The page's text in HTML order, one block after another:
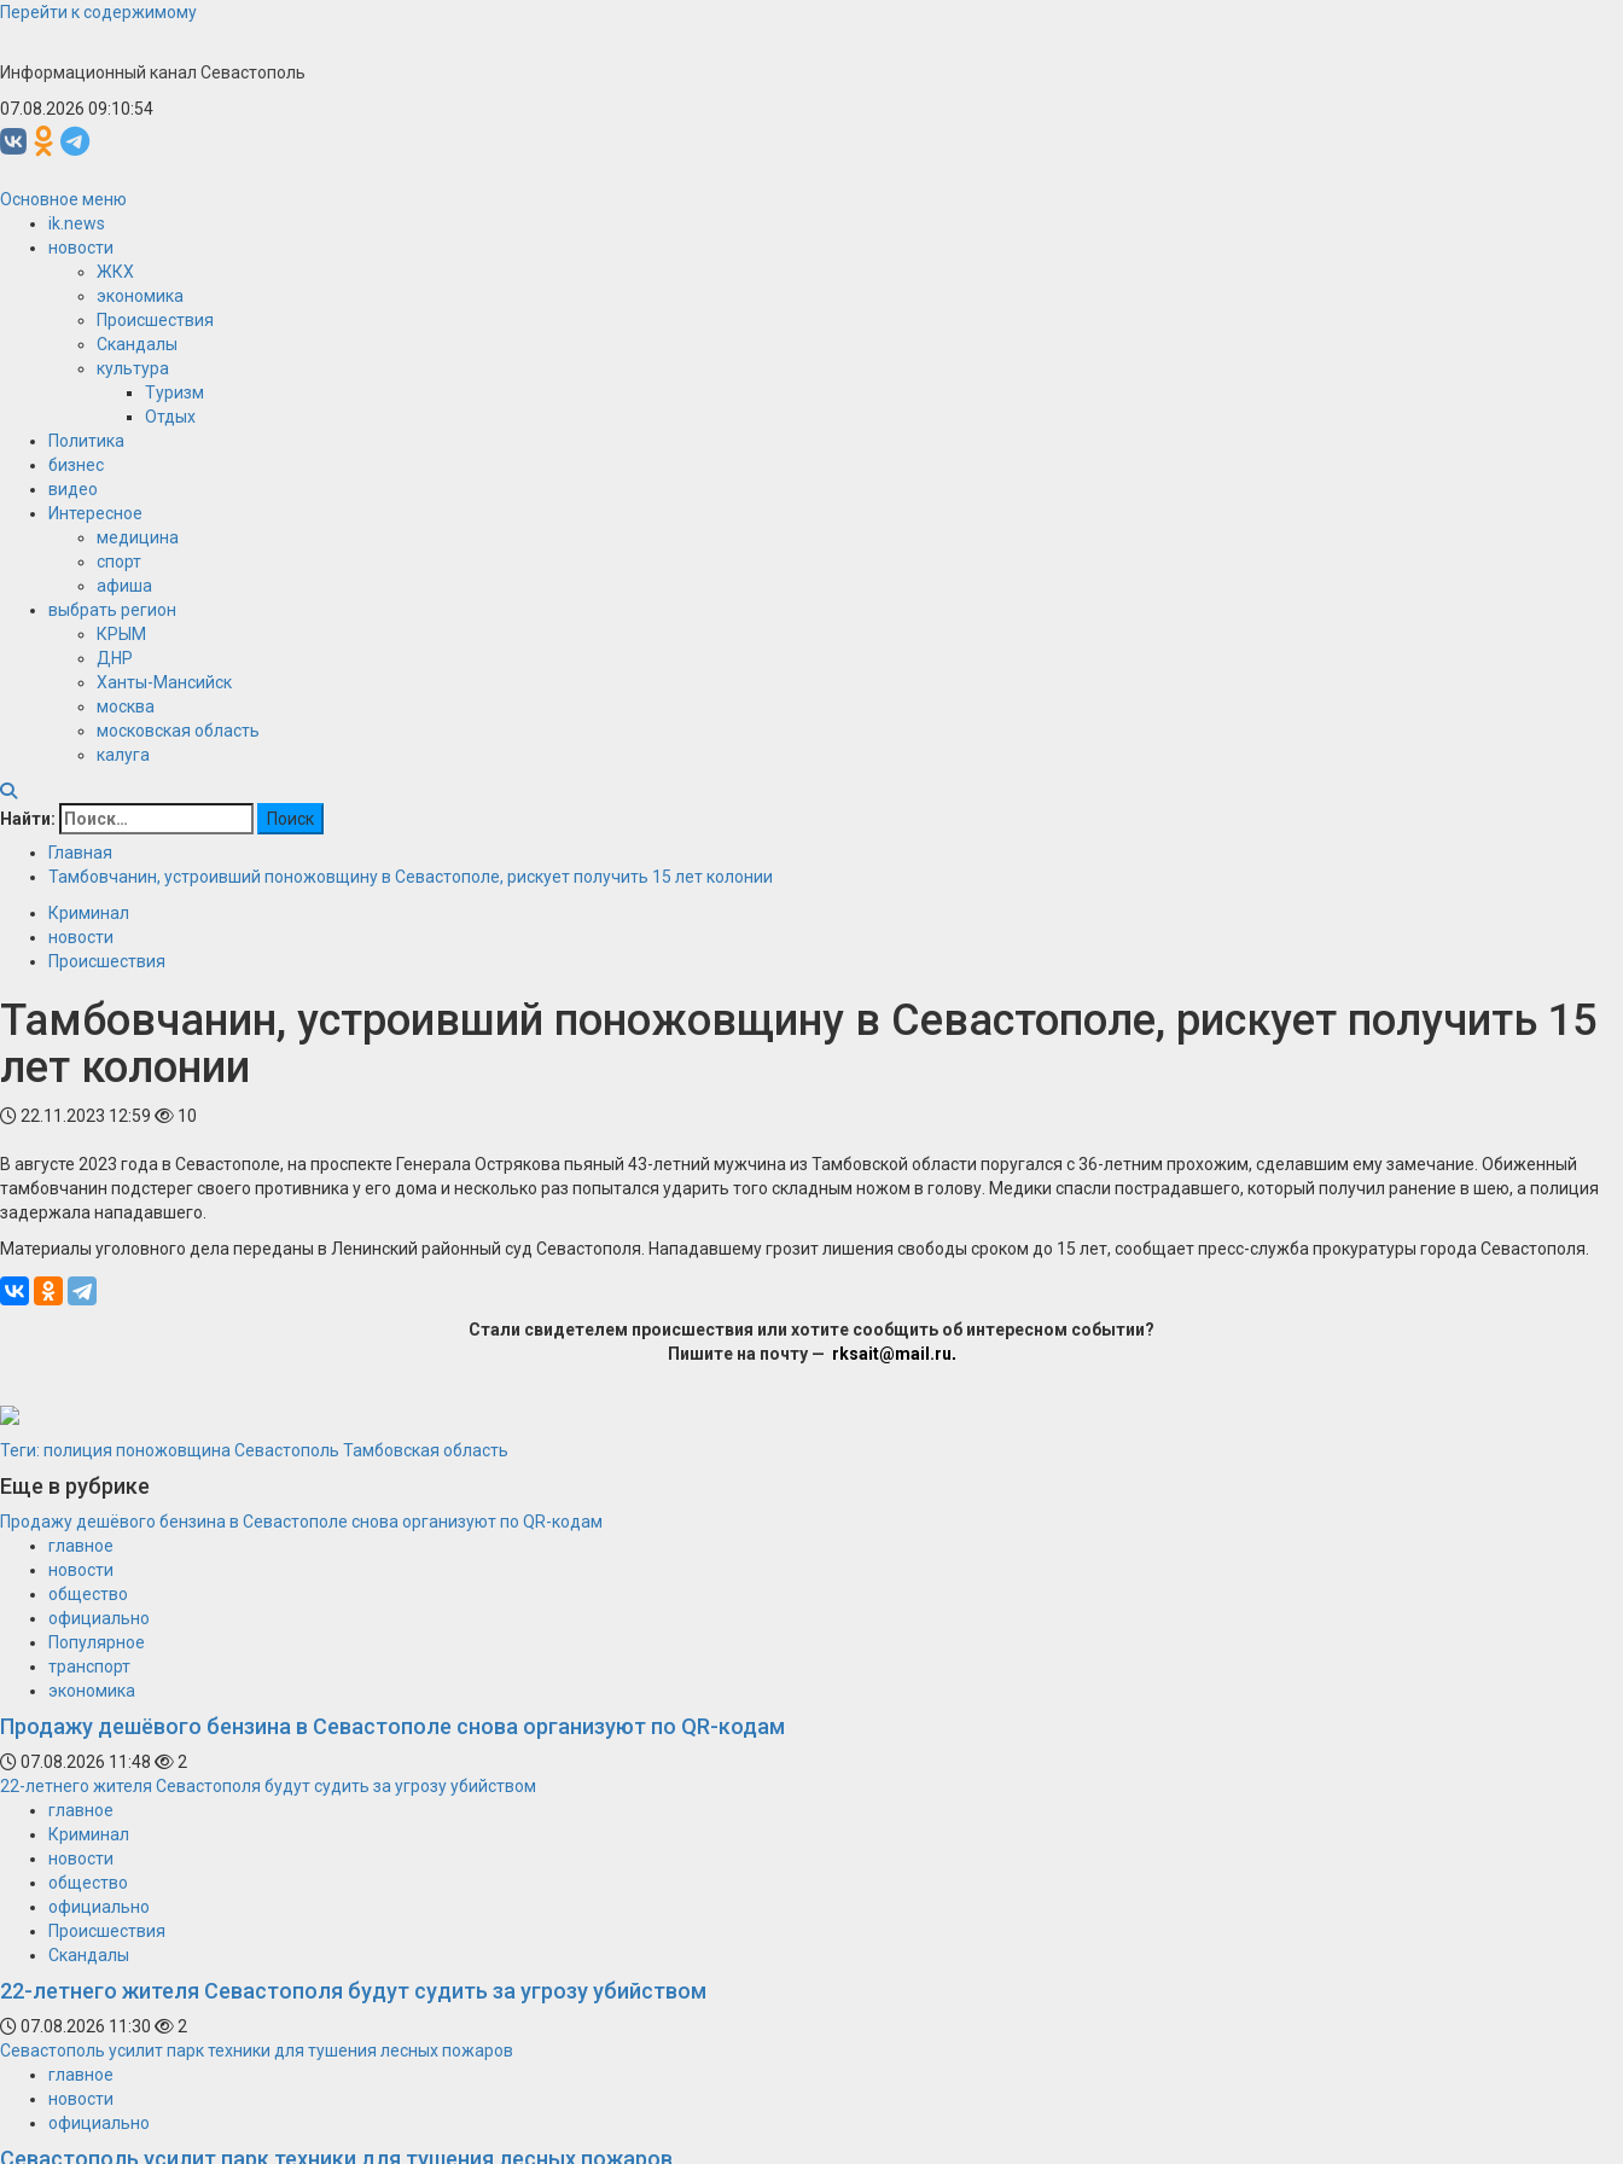
Перейти к содержимому
Информационный канал Севастополь
07.08.2026 09:10:55
Основное меню
ik.news
новости
ЖКХ
экономика
Происшествия
Скандалы
культура
Туризм
Отдых
Политика
бизнес
видео
Интересное
медицина
спорт
афиша
выбрать регион
КРЫМ
ДНР
Ханты-Мансийск
москва
московская область
калуга
Найти:
Главная
Тамбовчанин, устроивший поножовщину в Севастополе, рискует получить 15 лет колонии
Криминал
новости
Происшествия
Тамбовчанин, устроивший поножовщину в Севастополе, рискует получить 15
лет колонии
22.11.2023 12:59 10
В августе 2023 года в Севастополе, на проспекте Генерала Острякова пьяный 43-летний мужчина из Тамбовской области поругался с 36-летним прохожим, сделавшим ему замечание. Обиженный
тамбовчанин подстерег своего противника у его дома и несколько раз попытался ударить того складным ножом в голову. Медики спасли пострадавшего, который получил ранение в шею, а полиция
задержала нападавшего.
Материалы уголовного дела переданы в Ленинский районный суд Севастополя. Нападавшему грозит лишения свободы сроком до 15 лет, сообщает пресс-служба прокуратуры города Севастополя.
Стали свидетелем происшествия или хотите сообщить об интересном событии?
Пишите на почту — rksait@mail.ru.
Теги: полиция поножовщина Севастополь Тамбовская область
Еще в рубрике
Продажу дешёвого бензина в Севастополе снова организуют по QR-кодам
главное
новости
общество
официально
Популярное
транспорт
экономика
Продажу дешёвого бензина в Севастополе снова организуют по QR-кодам
07.08.2026 11:48
2
22-летнего жителя Севастополя будут судить за угрозу убийством
главное
Криминал
новости
общество
официально
Происшествия
Скандалы
22-летнего жителя Севастополя будут судить за угрозу убийством
07.08.2026 11:30
2
Севастополь усилит парк техники для тушения лесных пожаров
главное
новости
официально
Севастополь усилит парк техники для тушения лесных пожаров